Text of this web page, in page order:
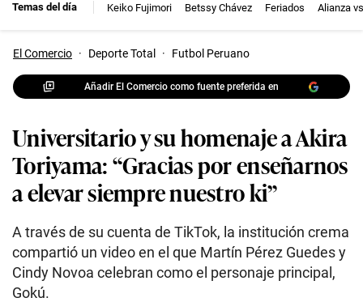
Temas del día Keiko Fujimori Betssy Chávez Feriados Alianza
El Comercio · Deporte Total · Futbol Peruano
Añadir El Comercio como fuente preferida en
Universitario y su homenaje a Akira
Toriyama: “Gracias por enseñarnos
a elevar siempre nuestro ki”
A través de su cuenta de TikTok, la institución crema
compartió un video en el que Martín Pérez Guedes y
Cindy Novoa celebran como el personaje principal,
Gokú.